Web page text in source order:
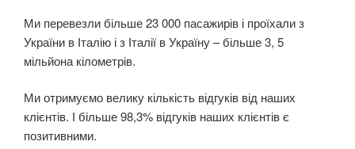
Ми перевезли більше 23 000 пасажирів і проїхали з
України в Італію і з Італії в Україну – більше 3, 5
мільйона кілометрів.
Ми отримуємо велику кількість відгуків від наших
клієнтів. І більше 98,3% відгуків наших клієнтів є
позитивними.